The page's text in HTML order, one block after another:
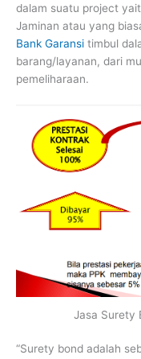
dalam suatu project
Jaminan atau yang
Bank Garansi timbul
barang/layanan, dari
pemeliharaan.
Jasa Surety
“Surety bond adalah